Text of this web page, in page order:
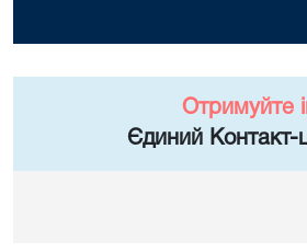
Отримуйте
Єдиний Контакт-